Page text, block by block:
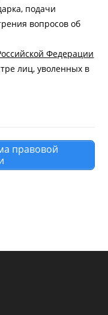
подачи
вопросов об
Федерации
лиц, уволенных в
правовой